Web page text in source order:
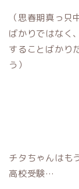
（思春期真っ
ばかりではなく
することばかり
う）
チタちゃんはも
高校受験…